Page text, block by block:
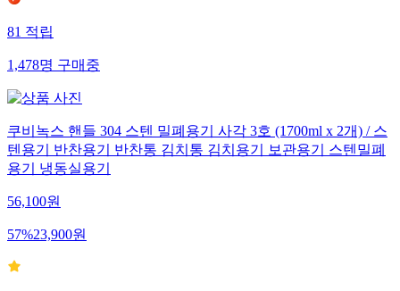
81적립
1,478명구매중
쿠비녹스 핸들 304 스텐 밀폐용기 사각 3호 (1700ml x 2개) / 스
텐용기 반찬용기 반찬통 김치통 김치용기 보관용기 스텐밀폐
용기 냉동실용기
56,100원
57%23,900원